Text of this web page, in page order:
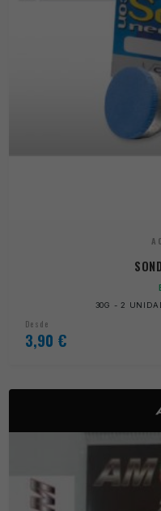
30G - 2
Desde
3,90 €